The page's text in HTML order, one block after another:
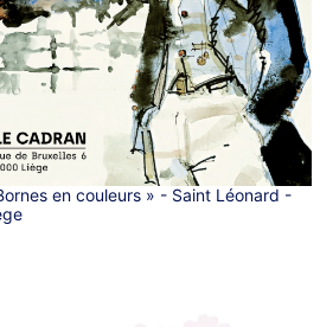
en couleurs » - Saint Léonard -